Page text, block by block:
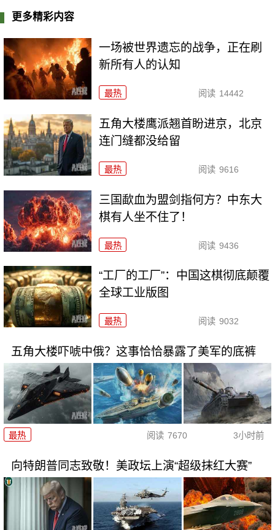
更多精彩内容
一场被世界遗忘的战争，正在刷
新所有人的认知
最热 阅读 14442
五角大楼鹰派翘首盼进京，北京
连门缝都没给留
最热 阅读 9616
三国歃血为盟剑指何方？中东大
棋有人坐不住了！
最热 阅读 9436
“工厂的工厂”：中国这棋彻底颠覆
全球工业版图
最热 阅读 9032
五角大楼吓唬中俄？这事恰恰暴露了美军的底裤
最热 阅读 7670 3小时前
向特朗普同志致敬！美政坛上演“超级抹红大赛”